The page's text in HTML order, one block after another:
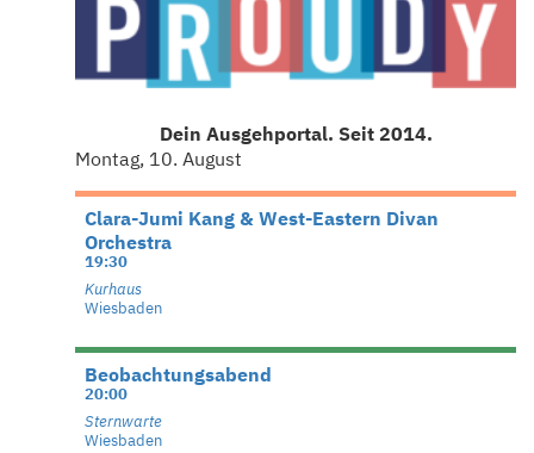
Dein Ausgehportal. Seit 2014.
Montag, 10. August
Clara-Jumi Kang & West-Eastern Divan
Orchestra
19:30
Kurhaus
Wiesbaden
Beobachtungsabend
20:00
Sternwarte
Wiesbaden